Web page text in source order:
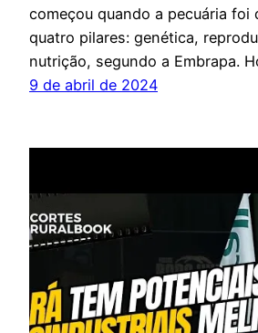
começou quando a pecuária foi
quatro pilares: genética,
nutrição, segundo a Embrapa.
9 de abril de 2024